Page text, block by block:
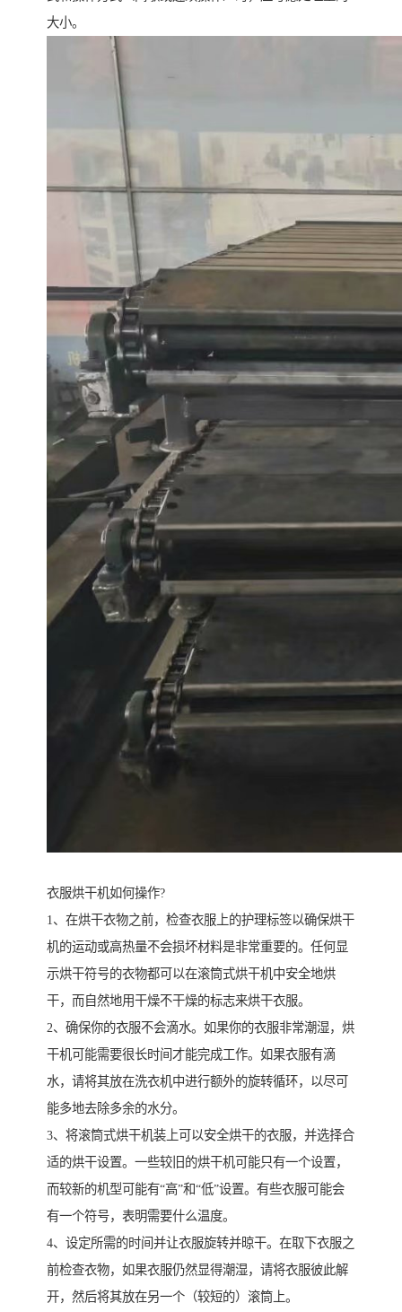
大小。
衣服烘干机如何操作?
1、在烘干衣物之前，检查衣服上的护理标签以确保烘干
机的运动或高热量不会损坏材料是非常重要的。任何显
示烘干符号的衣物都可以在滚筒式烘干机中安全地烘
干，而自然地用干燥不干燥的标志来烘干衣服。
2、确保你的衣服不会滴水。如果你的衣服非常潮湿，烘
干机可能需要很长时间才能完成工作。如果衣服有滴
水，请将其放在洗衣机中进行额外的旋转循环，以尽可
能多地去除多余的水分。
3、将滚筒式烘干机装上可以安全烘干的衣服，并选择合
适的烘干设置。一些较旧的烘干机可能只有一个设置，
而较新的机型可能有“高”和“低”设置。有些衣服可能会
有一个符号，表明需要什么温度。
4、设定所需的时间并让衣服旋转并晾干。在取下衣服之
前检查衣物，如果衣服仍然显得潮湿，请将衣服彼此解
开，然后将其放在另一个（较短的）滚筒上。